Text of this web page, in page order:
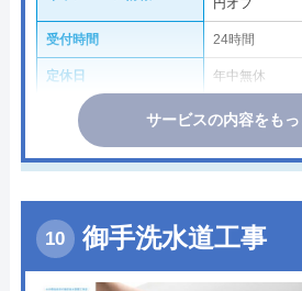
円オフ
受付時間 24時間
定休日 年中無休
サービスの内容をも
御手洗水道工事